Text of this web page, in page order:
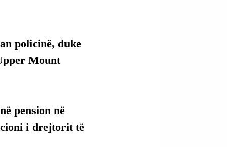
policinë, duke
Mount
pension në
i drejtorit të